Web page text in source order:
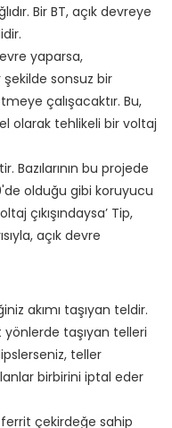
Bir BT, açık devreye
yaparsa,
sonsuz bir
çalışacaktır. Bu,
olarak tehlikeli bir voltaj
Bazılarının bu projede
olduğu gibi koruyucu
çıkışındaysa’ Tip,
açık devre
akımı taşıyan teldir.
yönlerde taşıyan telleri
teller
birbirini iptal eder
çekirdeğe sahip